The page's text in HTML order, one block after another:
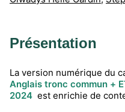
Présentation
La version numérique du
Anglais tronc commun +
2024 est enrichie de